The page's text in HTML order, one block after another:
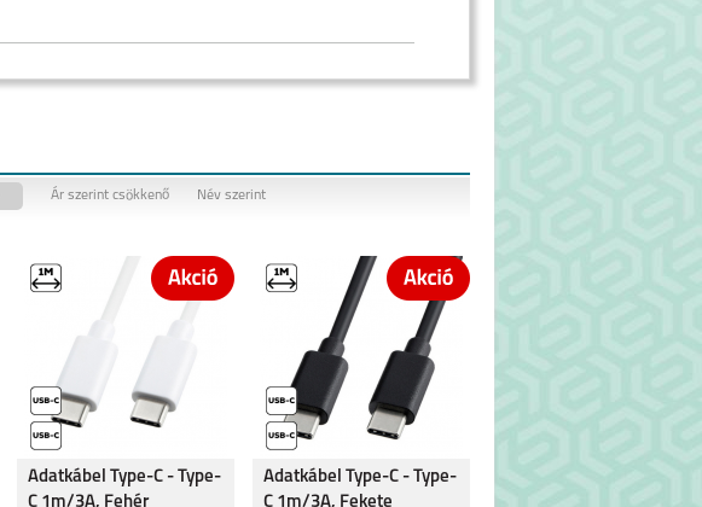
MOTOROLA EDGE 40
MOTOROLA MOTO
E13
Ár szerint csökkenő Név szerint
Adatkábel Type-C - Type-
C 1m/3A, Fehér
Adatkábel Type-C - Type-
C 1m/3A, Fekete